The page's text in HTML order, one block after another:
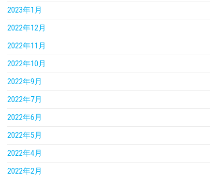
2023年1月
2022年12月
2022年11月
2022年10月
2022年9月
2022年7月
2022年6月
2022年5月
2022年4月
2022年2月